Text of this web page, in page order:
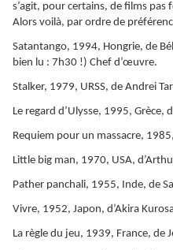
s’agit, pour certains, de films pas
Alors voilà, par ordre de
Satantango, 1994, Hongrie, de
bien lu : 7h30 !) Chef d’œuvre.
Stalker, 1979, URSS, de Andrei
Le regard d’Ulysse, 1995, Grèce,
Requiem pour un massacre,
Little big man, 1970, USA,
Pather panchali, 1955, Inde, de
Vivre, 1952, Japon, d’Akira
La règle du jeu, 1939, France, de